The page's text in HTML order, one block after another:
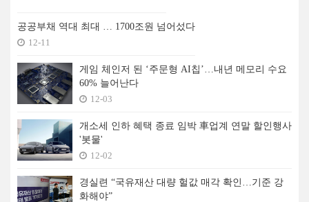
공공부채 역대 최대 … 1700조원 넘어섰다
12-11
게임 체인저 된 ‘주문형 AI칩’…내년 메모리 수요
60% 늘어난다
12-03
개소세 인하 혜택 종료 임박 車업계 연말 할인행사
'봇물'
12-02
경실련 “국유재산 대량 헐값 매각 확인…기준 강
화해야”